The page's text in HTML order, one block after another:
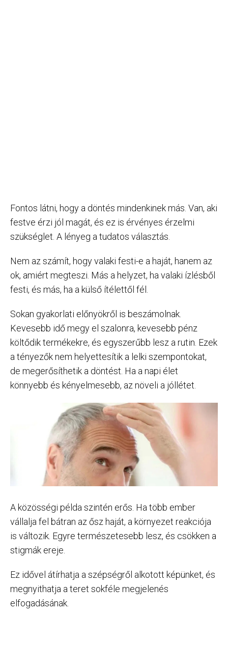
Fontos látni, hogy a döntés mindenkinek más. Van, aki
festve érzi jól magát, és ez is érvényes érzelmi
szükséglet. A lényeg a tudatos választás.
Nem az számít, hogy valaki festi-e a haját, hanem az
ok, amiért megteszi. Más a helyzet, ha valaki ízlésből
festi, és más, ha a külső ítélettől fél.
Sokan gyakorlati előnyökről is beszámolnak.
Kevesebb idő megy el szalonra, kevesebb pénz
költődik termékekre, és egyszerűbb lesz a rutin. Ezek
a tényezők nem helyettesítik a lelki szempontokat,
de megerősíthetik a döntést. Ha a napi élet
könnyebb és kényelmesebb, az növeli a jóllétet.
A közösségi példa szintén erős. Ha több ember
vállalja fel bátran az ősz haját, a környezet reakciója
is változik. Egyre természetesebb lesz, és csökken a
stigmák ereje.
Ez idővel átírhatja a szépségről alkotott képünket, és
megnyithatja a teret sokféle megjelenés
elfogadásának.